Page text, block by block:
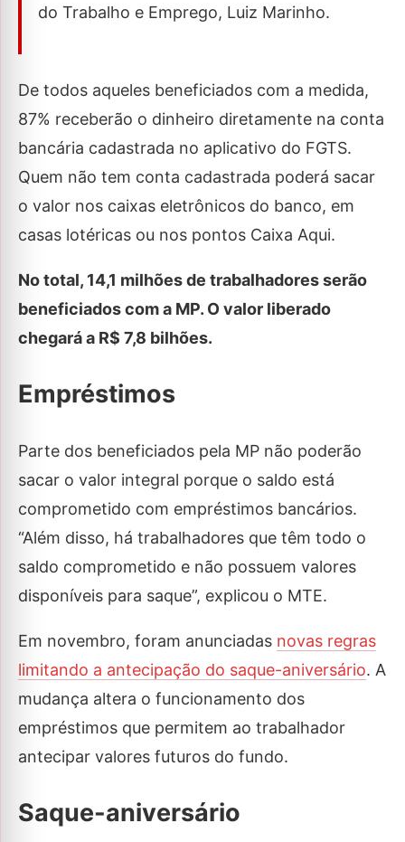
do Trabalho e Emprego, Luiz Marinho.
De todos aqueles beneficiados com a medida,
87% receberão o dinheiro diretamente na conta
bancária cadastrada no aplicativo do FGTS.
Quem não tem conta cadastrada poderá sacar
o valor nos caixas eletrônicos do banco, em
casas lotéricas ou nos pontos Caixa Aqui.
No total, 14,1 milhões de trabalhadores serão
beneficiados com a MP. O valor liberado
chegará a R$ 7,8 bilhões.
Empréstimos
Parte dos beneficiados pela MP não poderão
sacar o valor integral porque o saldo está
comprometido com empréstimos bancários.
“Além disso, há trabalhadores que têm todo o
saldo comprometido e não possuem valores
disponíveis para saque”, explicou o MTE.
Em novembro, foram anunciadas novas regras
limitando a antecipação do saque-aniversário. A
mudança altera o funcionamento dos
empréstimos que permitem ao trabalhador
antecipar valores futuros do fundo.
Saque-aniversário